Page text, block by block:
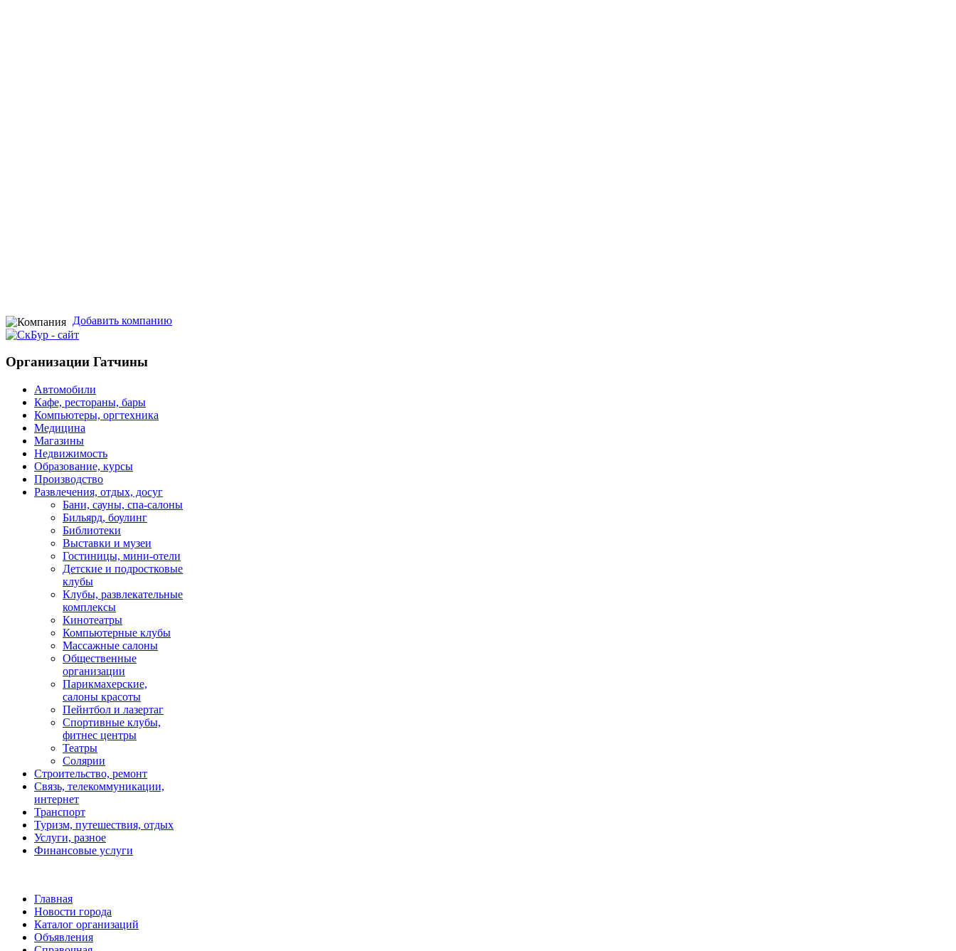
Добавить компанию
Организации Гатчины
Автомобили
Кафе, рестораны, бары
Компьютеры, оргтехника
Медицина
Магазины
Недвижимость
Образование, курсы
Производство
Развлечения, отдых, досуг
Бани, сауны, спа-салоны
Бильярд, боулинг
Библиотеки
Выставки и музеи
Гостиницы, мини-отели
Детские и подростковые
клубы
Клубы, развлекательные
комплексы
Кинотеатры
Компьютерные клубы
Массажные салоны
Общественные
организации
Парикмахерские,
салоны красоты
Пейнтбол и лазертаг
Спортивные клубы,
фитнес центры
Театры
Солярии
Строительство, ремонт
Связь, телекоммуникации,
интернет
Транспорт
Туризм, путешествия, отдых
Услуги, разное
Финансовые услуги
Главная
Новости города
Каталог организаций
Объявления